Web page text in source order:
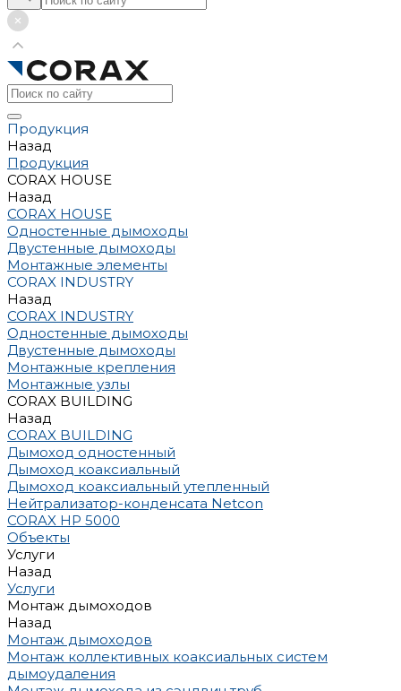
Продукция
Назад
Продукция
CORAX HOUSE
Назад
CORAX HOUSE
Одностенные дымоходы
Двустенные дымоходы
Монтажные элементы
CORAX INDUSTRY
Назад
CORAX INDUSTRY
Одностенные дымоходы
Двустенные дымоходы
Монтажные крепления
Монтажные узлы
CORAX BUILDING
Назад
CORAX BUILDING
Дымоход одностенный
Дымоход коаксиальный
Дымоход коаксиальный утепленный
Нейтрализатор-конденсата Netcon
CORAX HP 5000
Объекты
Услуги
Назад
Услуги
Монтаж дымоходов
Назад
Монтаж дымоходов
Монтаж коллективных коаксиальных систем
дымоудаления